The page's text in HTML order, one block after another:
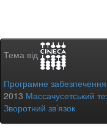
Тема від
Програмне
2013 Массачусетський
Зворотний зв’язок